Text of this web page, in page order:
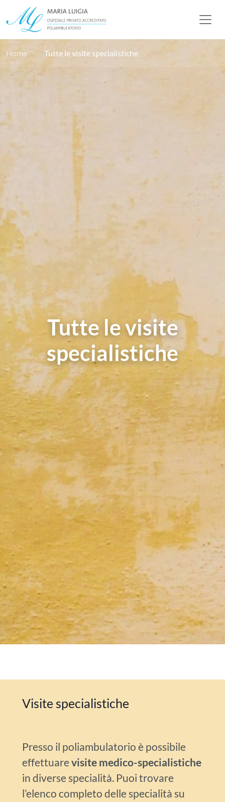
Home Tutte le visite specialistiche
Tutte le visite
specialistiche
Visite specialistiche
Presso il poliambulatorio è possibile
effettuare visite medico-specialistiche
in diverse specialità. Puoi trovare
l’elenco completo delle specialità su